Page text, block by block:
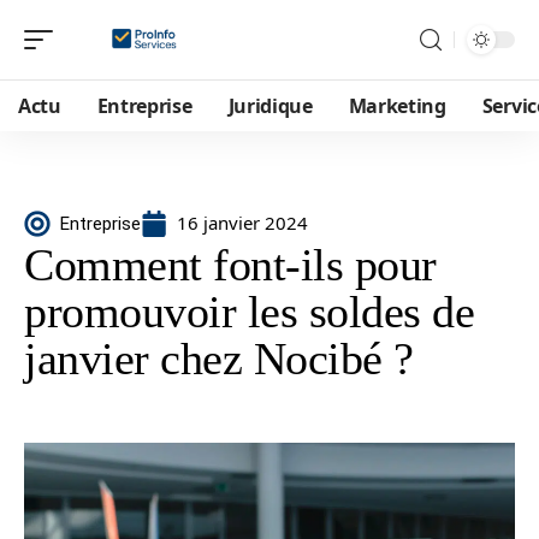
Actu Entreprise Juridique Marketing
Entreprise 16 janvier 2024
Comment font-ils pour
promouvoir les soldes de
janvier chez Nocibé ?